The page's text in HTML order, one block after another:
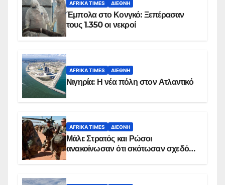
AFRIKA TIMES ΔΙΕΘΝΉ
Έμπολα στο Κονγκό: Ξεπέρασαν
τους 1.350 οι νεκροί
AFRIKA TIMES ΔΙΕΘΝΉ
Νιγηρία: Η νέα πόλη στον Ατλαντικό
AFRIKA TIMES ΔΙΕΘΝΉ
Μάλι: Στρατός και Ρώσοι
ανακοίνωσαν ότι σκότωσαν σχεδόν